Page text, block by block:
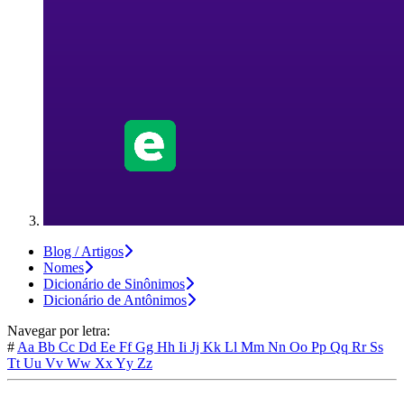
Blog / Artigos
Nomes
Dicionário de Sinônimos
Dicionário de Antônimos
Navegar por letra:
#Aa Bb Cc Dd Ee FfGg Hh Ii Jj Kk Ll Mm Nn Oo Pp Qq Rr Ss
TtUu Vv Ww XxYy Zz